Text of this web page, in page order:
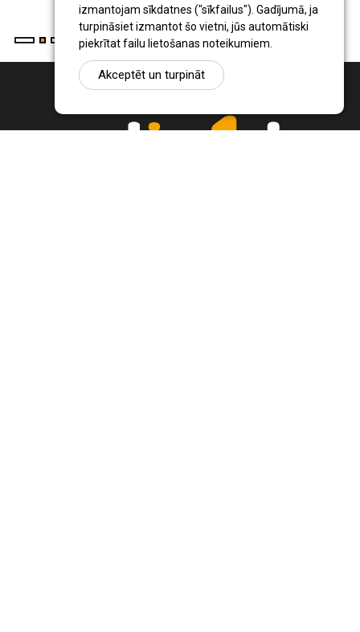
izmantojam sīkdatnes ("sīkfailus"). Gadījumā, ja
turpināsiet izmantot šo vietni, jūs automātiski
piekrītat failu lietošanas noteikumiem.
Akceptēt un turpināt